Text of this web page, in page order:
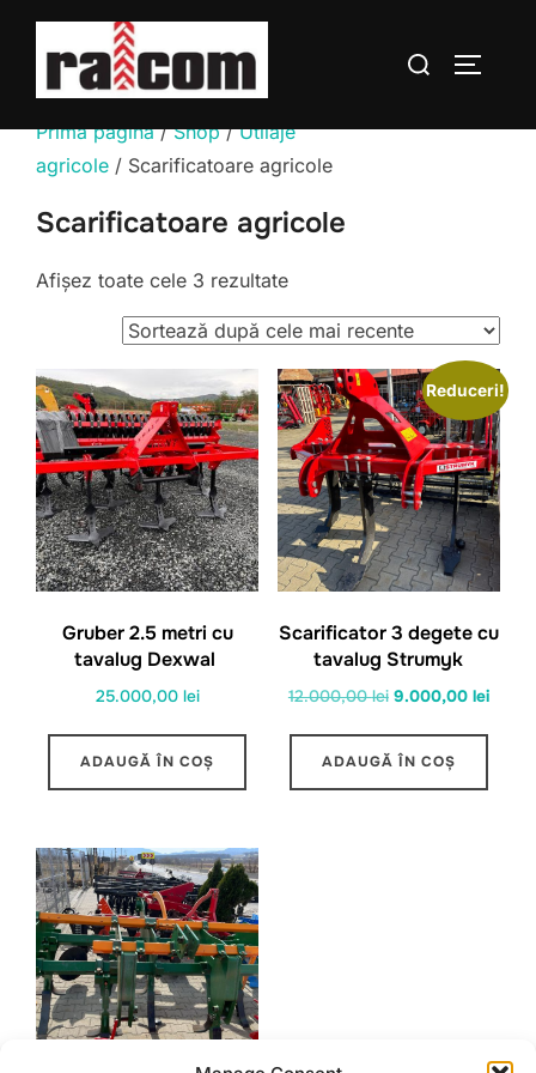
conținut
Caută
Prima pagină/Shop/Utilaje
agricole / Scarificatoare agricole
Scarificatoare agricole
Afișez toate cele 3 rezultateSortat
după
cele
mai
recente
Gruber 2.5 metri cu
tavalug Dexwal
25.000,00 lei
ADAUGĂ ÎN COȘ
Reduceri!
Scarificator 3 degete cu
tavalug Strumyk
12.000,00lei Prețul
a
9.000,00 leiPrețul
ADAUGĂ ÎN COȘ